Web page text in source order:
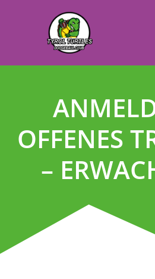
OFFENES
–